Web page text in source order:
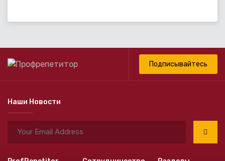
Подписывайтесь
Наши Новости